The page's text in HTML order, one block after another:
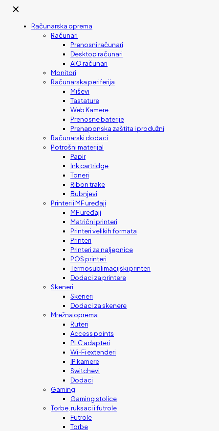
✕
Računarska oprema
Računari
Prenosni računari
Desktop računari
AIO računari
Monitori
Računarska periferija
Miševi
Tastature
Web Kamere
Prenosne baterije
Prenaponska zaštita i produžni
Računarski dodaci
Potrošni materijal
Papir
Ink cartridge
Toneri
Ribon trake
Bubnjevi
Printeri i MF uređaji
MF uređaji
Matrični printeri
Printeri velikih formata
Printeri
Printeri za naljepnice
POS printeri
Termosublimacijski printeri
Dodaci za printere
Skeneri
Skeneri
Dodaci za skenere
Mrežna oprema
Ruteri
Access points
PLC adapteri
Wi-Fi extenderi
IP kamere
Switchevi
Dodaci
Gaming
Gaming stolice
Torbe, ruksaci i futrole
Futrole
Torbe